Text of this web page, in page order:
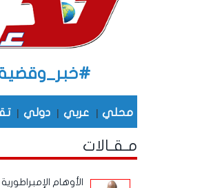
محلي | عربي | دولي |
مـقـالات
الأوهام الإمبراطورية